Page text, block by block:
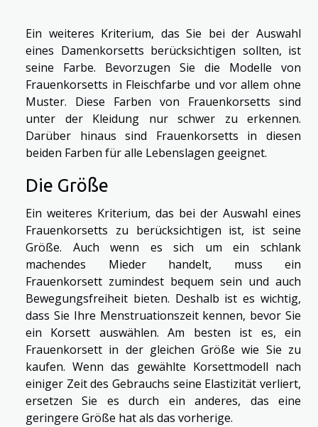
Ein weiteres Kriterium, das Sie bei der Auswahl
eines Damenkorsetts berücksichtigen sollten, ist
seine Farbe. Bevorzugen Sie die Modelle von
Frauenkorsetts in Fleischfarbe und vor allem ohne
Muster. Diese Farben von Frauenkorsetts sind
unter der Kleidung nur schwer zu erkennen.
Darüber hinaus sind Frauenkorsetts in diesen
beiden Farben für alle Lebenslagen geeignet.
Die Größe
Ein weiteres Kriterium, das bei der Auswahl eines
Frauenkorsetts zu berücksichtigen ist, ist seine
Größe. Auch wenn es sich um ein schlank
machendes Mieder handelt, muss ein
Frauenkorsett zumindest bequem sein und auch
Bewegungsfreiheit bieten. Deshalb ist es wichtig,
dass Sie Ihre Menstruationszeit kennen, bevor Sie
ein Korsett auswählen. Am besten ist es, ein
Frauenkorsett in der gleichen Größe wie Sie zu
kaufen. Wenn das gewählte Korsettmodell nach
einiger Zeit des Gebrauchs seine Elastizität verliert,
ersetzen Sie es durch ein anderes, das eine
geringere Größe hat als das vorherige.